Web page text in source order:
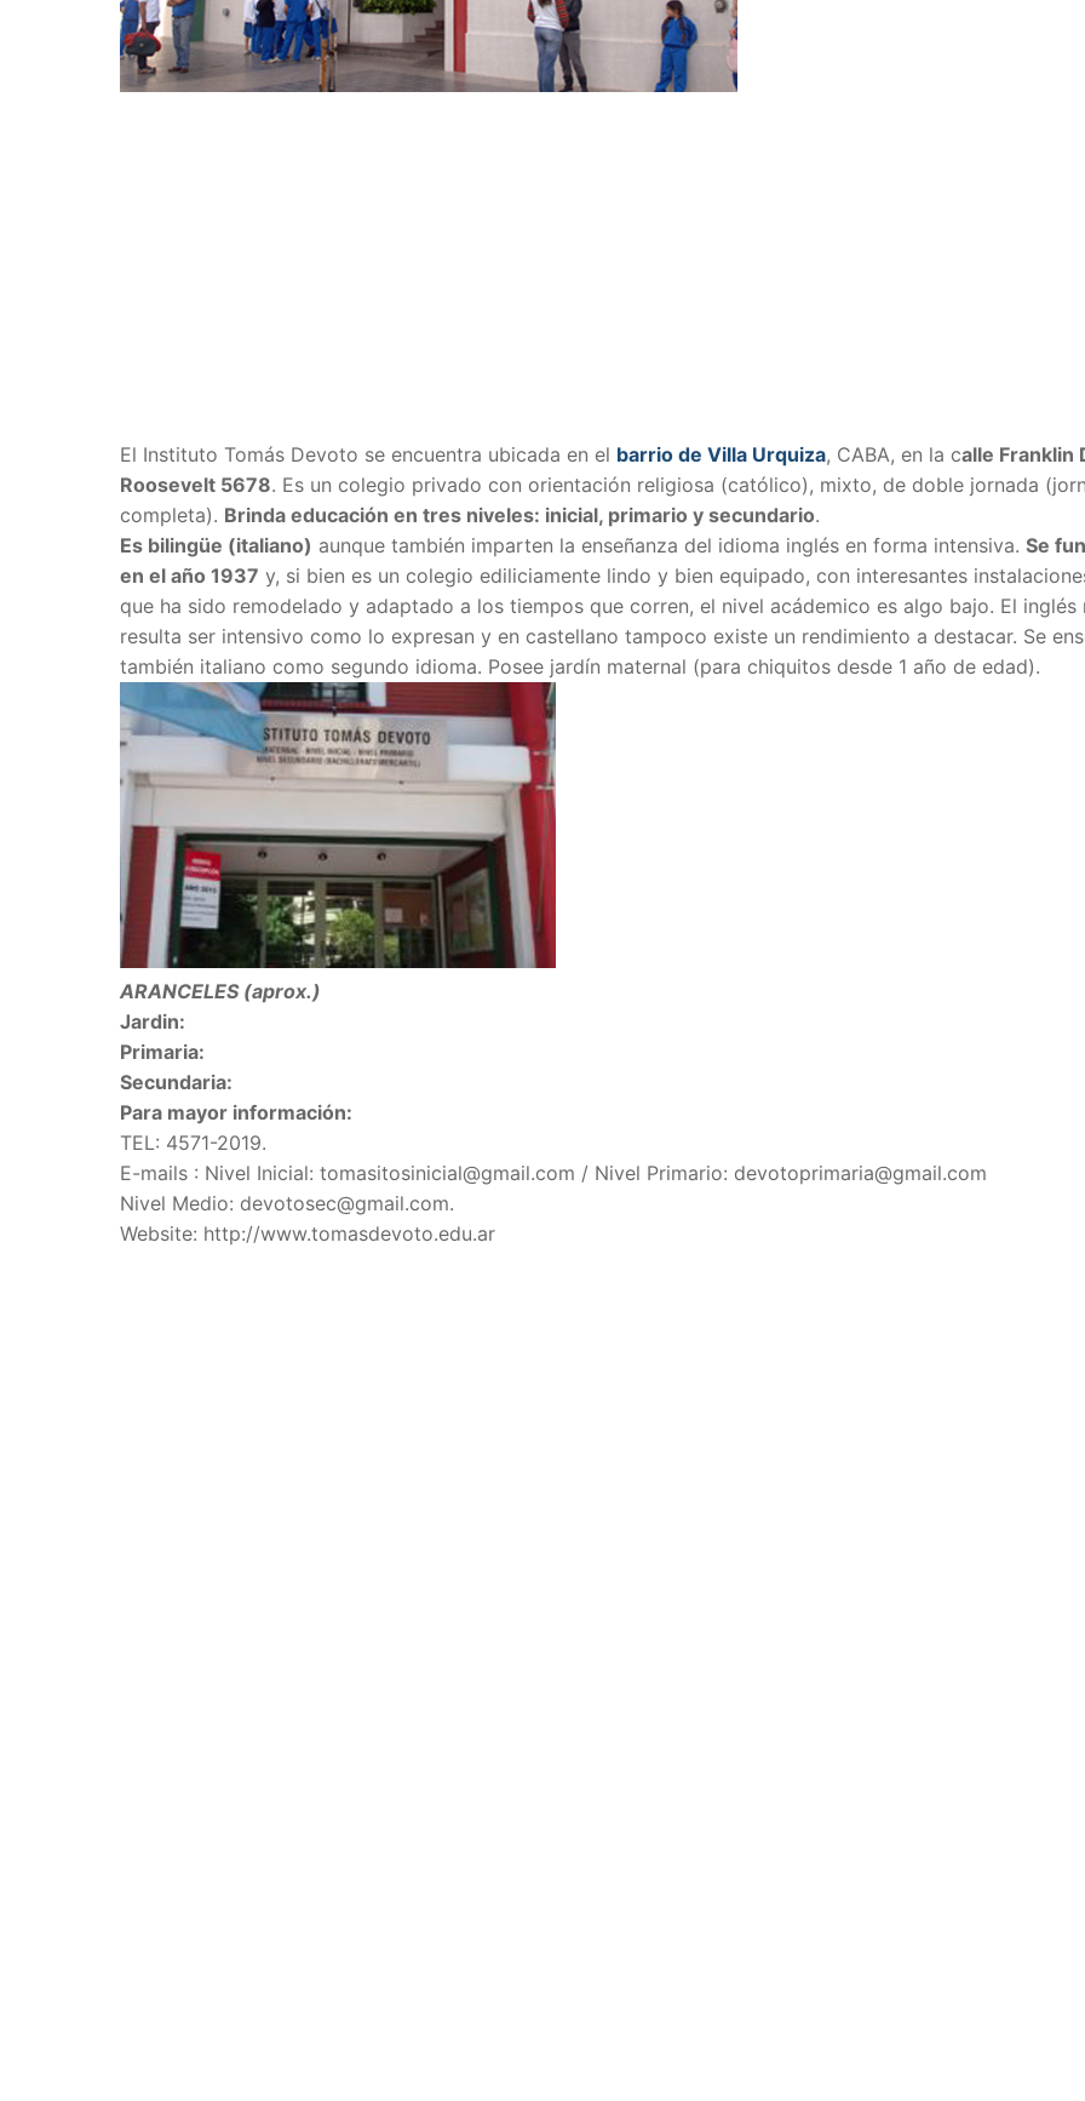
El Instituto Tomás Devoto se encuentra ubicada en el barrio de Villa Urquiza, CABA, en la calle Franklin
Roosevelt 5678. Es un colegio privado con orientación religiosa (católico), mixto, de doble jornada
completa). Brinda educación en tres niveles: inicial, primario y secundario.
Es bilingüe (italiano) aunque también imparten la enseñanza del idioma inglés en forma intensiva. Se
en el año 1937 y, si bien es un colegio ediliciamente lindo y bien equipado, con interesantes
que ha sido remodelado y adaptado a los tiempos que corren, el nivel acádemico es algo bajo. El inglés
resulta ser intensivo como lo expresan y en castellano tampoco existe un rendimiento a destacar. Se
también italiano como segundo idioma. Posee jardín maternal (para chiquitos desde 1 año de edad).
ARANCELES (aprox.)
Jardin:
Primaria:
Secundaria:
Para mayor información:
TEL: 4571-2019.
E-mails : Nivel Inicial: tomasitosinicial@gmail.com / Nivel Primario: devotoprimaria@gmail.com
Nivel Medio: devotosec@gmail.com.
Website: http://www.tomasdevoto.edu.ar